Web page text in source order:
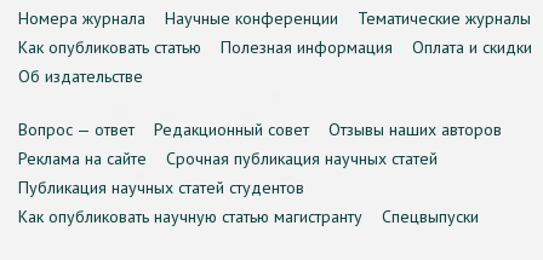
Номера журнала Научные конференции
Тематические журналы
Как опубликовать статью
Полезная информация
Оплата и скидки
Об издательстве
Вопрос — ответ Редакционный совет
Отзывы наших авторов
Реклама на сайте
Срочная публикация научных статей
Публикация научных статей студентов
Как опубликовать научную статью магистранту
Спецвыпуски